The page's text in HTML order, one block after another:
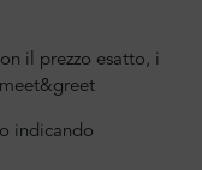
il prezzo esatto, i
indicando